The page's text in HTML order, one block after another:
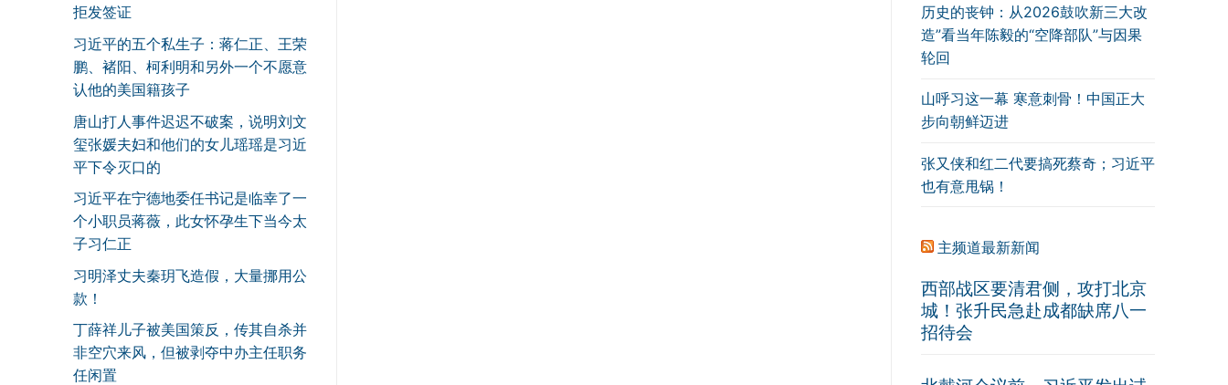
历史的丧钟：从2026鼓吹新三大改
造”看当年陈毅的“空降部队”与因果
轮回
山呼习这一幕 寒意刺骨！中国正大
步向朝鲜迈进
张又侠和红二代要搞死蔡奇；习近平
也有意甩锅！
主频道最新新闻
西部战区要清君侧，攻打北京
城！张升民急赴成都缺席八一
招待会
拒发签证
习近平的五个私生子：蒋仁正、王荣
鹏、褚阳、柯利明和另外一个不愿意
认他的美国籍孩子
唐山打人事件迟迟不破案，说明刘文
玺张媛夫妇和他们的女儿瑶瑶是习近
平下令灭口的
习近平在宁德地委任书记是临幸了一
个小职员蒋薇，此女怀孕生下当今太
子习仁正
习明泽丈夫秦玥飞造假，大量挪用公
款！
丁薛祥儿子被美国策反，传其自杀并
非空穴来风，但被剥夺中办主任职务
任闲置